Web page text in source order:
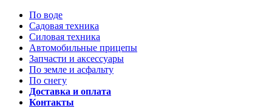
По воде
Садовая техника
Силовая техника
Автомобильные прицепы
Запчасти и аксессуары
По земле и асфальту
По снегу
Доставка и оплата
Контакты